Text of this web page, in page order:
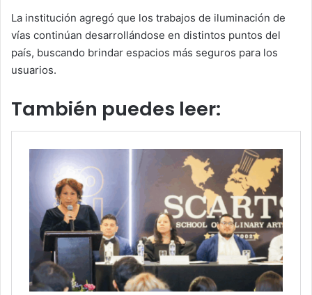
La institución agregó que los trabajos de iluminación de
vías continúan desarrollándose en distintos puntos del
país, buscando brindar espacios más seguros para los
usuarios.
También puedes leer: